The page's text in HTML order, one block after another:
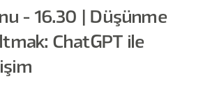
- 16.30 | Düşünme
ChatGPT ile